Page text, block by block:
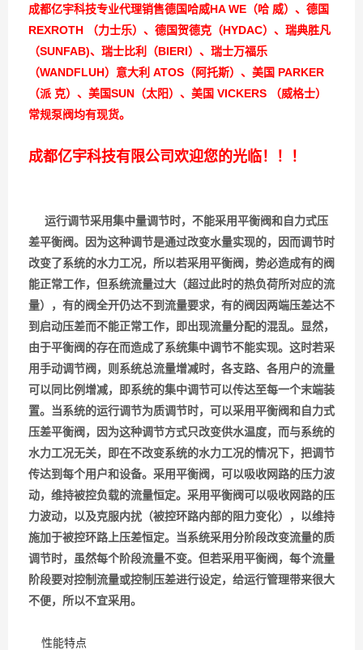
成都亿宇科技专业代理销售德国哈威HA WE（哈 威）、德国
REXROTH （力士乐）、德国贺德克（HYDAC）、瑞典胜凡
（SUNFAB)、瑞士比利（BIERI）、瑞士万福乐
（WANDFLUH）意大利 ATOS（阿托斯）、美国 PARKER
（派 克）、美国SUN（太阳）、美国 VICKERS （威格士）
常规泵阀均有现货。
成都亿宇科技有限公司欢迎您的光临！！！
运行调节采用集中量调节时，不能采用平衡阀和自力式压
差平衡阀。因为这种调节是通过改变水量实现的，因而调节时
改变了系统的水力工况，所以若采用平衡阀，势必造成有的阀
能正常工作，但系统流量过大（超过此时的热负荷所对应的流
量），有的阀全开仍达不到流量要求，有的阀因两端压差达不
到启动压差而不能正常工作，即出现流量分配的混乱。显然，
由于平衡阀的存在而造成了系统集中调节不能实现。这时若采
用手动调节阀，则系统总流量增减时，各支路、各用户的流量
可以同比例增减，即系统的集中调节可以传达至每一个末端装
置。当系统的运行调节为质调节时，可以采用平衡阀和自力式
压差平衡阀，因为这种调节方式只改变供水温度，而与系统的
水力工况无关，即在不改变系统的水力工况的情况下，把调节
传达到每个用户和设备。采用平衡阀，可以吸收网路的压力波
动，维持被控负载的流量恒定。采用平衡阀可以吸收网路的压
力波动，以及克服内扰（被控环路内部的阻力变化），以维持
施加于被控环路上压差恒定。当系统采用分阶段改变流量的质
调节时，虽然每个阶段流量不变。但若采用平衡阀，每个流量
阶段要对控制流量或控制压差进行设定，给运行管理带来很大
不便，所以不宜采用。
性能特点